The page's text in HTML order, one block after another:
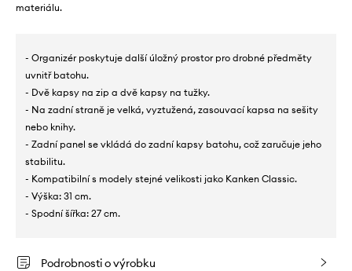
materiálu.
- Organizér poskytuje další úložný prostor pro drobné předměty
uvnitř batohu.
- Dvě kapsy na zip a dvě kapsy na tužky.
- Na zadní straně je velká, vyztužená, zasouvací kapsa na sešity
nebo knihy.
- Zadní panel se vkládá do zadní kapsy batohu, což zaručuje jeho
stabilitu.
- Kompatibilní s modely stejné velikosti jako Kanken Classic.
- Výška: 31 cm.
- Spodní šířka: 27 cm.
Podrobnosti o výrobku